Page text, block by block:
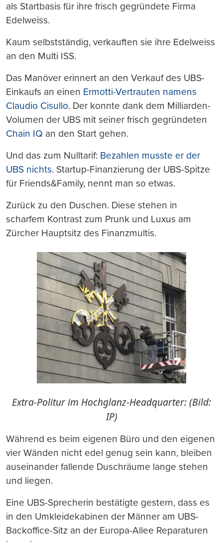
als Startbasis für ihre frisch gegründete Firma
Edelweiss.
Kaum selbstständig, verkauften sie ihre Edelweiss
an den Multi ISS.
Das Manöver erinnert an den Verkauf des UBS-
Einkaufs an einen Ermotti-Vertrauten namens
Claudio Cisullo. Der konnte dank dem Milliarden-
Volumen der UBS mit seiner frisch gegründeten
Chain IQ an den Start gehen.
Und das zum Nulltarif: Bezahlen musste er der
UBS nichts. Startup-Finanzierung der UBS-Spitze
für Friends&Family, nennt man so etwas.
Zurück zu den Duschen. Diese stehen in
scharfem Kontrast zum Prunk und Luxus am
Zürcher Hauptsitz des Finanzmultis.
Extra-Politur im Hochglanz-Headquarter: (Bild:
IP)
Während es beim eigenen Büro und den eigenen
vier Wänden nicht edel genug sein kann, bleiben
auseinander fallende Duschräume lange stehen
und liegen.
Eine UBS-Sprecherin bestätigte gestern, dass es
in den Umkleidekabinen der Männer am UBS-
Backoffice-Sitz an der Europa-Allee Reparaturen